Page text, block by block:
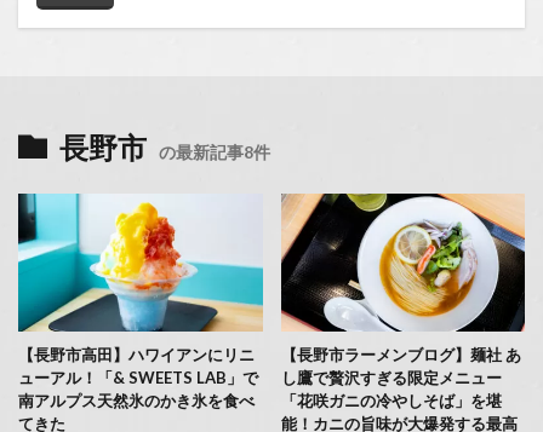
長野市 の最新記事8件
【長野市高田】ハワイアンにリニ
ューアル！「& SWEETS LAB」で
南アルプス天然氷のかき氷を食べ
てきた
【長野市ラーメンブログ】麺社 あ
し鷹で贅沢すぎる限定メニュー
「花咲ガニの冷やしそば」を堪
能！カニの旨味が大爆発する最高